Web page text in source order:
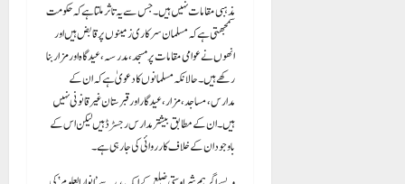
مذہبی مقامات نہیں ہیں۔ جس سے یہ تاثر ملتا ہے کہ حکومت
سمجھتی ہے کہ مسلمان سرکاری زمینوں پر قابض ہیں اور
انھوں نے عوامی مقامات پر مسجد، مدرسہ، عیدگاہ اور مزار بنا
رکھے ہیں۔ حالانکہ مسلمانوں کا دعویٰ ہے کہ ان کے
مدارس، مساجد، مزار، عید گار اور قبرستان غیر قانونی نہیں
ہیں۔ ان کے مطابق بیشتر مدارس رجسٹرڈ ہیں لیکن اس کے
باوجود ان کے خلاف کارروائی کی جا رہی ہے۔